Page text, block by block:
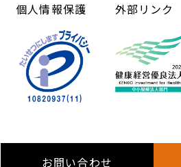
個人情報保護
外部リンク
お問い合わせ
ン株式会社 All